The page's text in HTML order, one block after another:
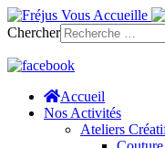
Chercher
Accueil
Nos Activités
Ateliers